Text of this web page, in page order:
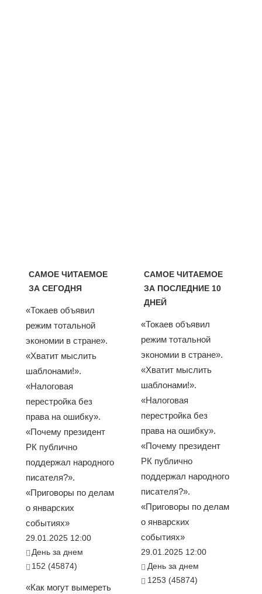
САМОЕ ЧИТАЕМОЕ
ЗА СЕГОДНЯ
«Токаев объявил
режим тотальной
экономии в стране».
«Хватит мыслить
шаблонами!».
«Налоговая
перестройка без
права на ошибку».
«Почему президент
РК публично
поддержал народного
писателя?».
«Приговоры по делам
о январских
событиях»
29.01.2025 12:00
День за днем
152 (45874)
«Как могут вымереть
САМОЕ ЧИТАЕМОЕ
ЗА ПОСЛЕДНИЕ 10
ДНЕЙ
«Токаев объявил
режим тотальной
экономии в стране».
«Хватит мыслить
шаблонами!».
«Налоговая
перестройка без
права на ошибку».
«Почему президент
РК публично
поддержал народного
писателя?».
«Приговоры по делам
о январских
событиях»
29.01.2025 12:00
День за днем
1253 (45874)